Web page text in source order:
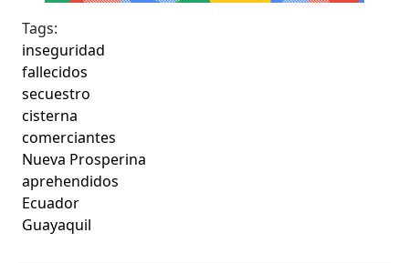
Tags:
inseguridad
fallecidos
secuestro
cisterna
comerciantes
Nueva Prosperina
aprehendidos
Ecuador
Guayaquil